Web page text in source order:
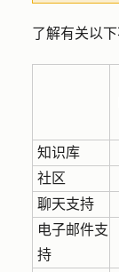
了解有关以
知识库
社区
聊天支持
电子邮件支
持